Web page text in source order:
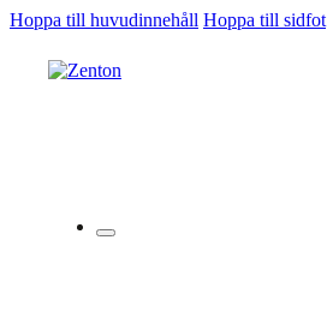
Hoppa till huvudinnehåll Hoppa till sidfot